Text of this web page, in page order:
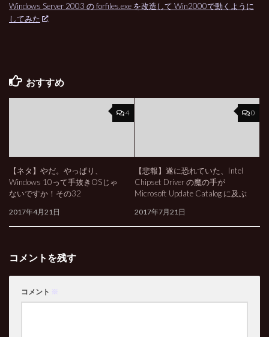
Windows Server 2003 の forfiles.exe を改造して Win2000で動くように
してみた
おすすめ
4
【ネタ】やだ。やっぱり、
Windows 10って手抜きOSじゃ
ないですか！その32
2017年4月21日
0
【悲報】遂に恐れていた、Intel
Chipset Driver の魔の手が
Microsoft Update Catalog に及ぶ
2017年7月21日
コメントを残す
コメント ※